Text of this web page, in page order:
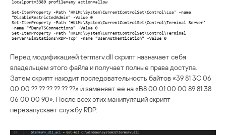
Перед модификацией termsrv.dll скрипт назначает себя
владельцем этого файла и получает полные права доступа.
Затем скрипт находит последовательность байтов «39 81 3C 06
00 00 ?? ?? ?? ?? ?? ??» и заменяет ее на «B8 00 01 00 00 89 81 38
06 00 00 90». После всех этих манипуляций скрипт
перезапускает службу RDP.